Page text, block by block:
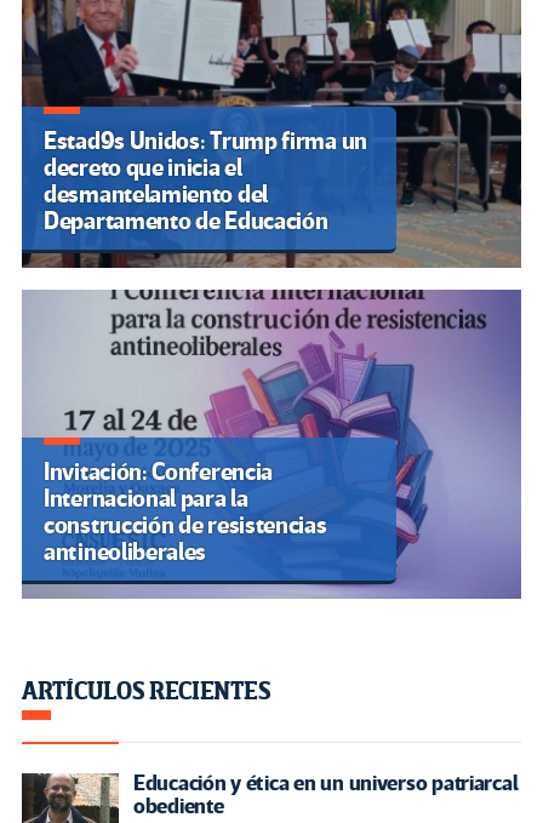
Estad9s Unidos: Trump firma un
decreto que inicia el
desmantelamiento del
Departamento de Educación
Invitación: Conferencia
Internacional para la
construcción de resistencias
antineoliberales
ARTÍCULOS RECIENTES
Educación y ética en un universo patriarcal
obediente